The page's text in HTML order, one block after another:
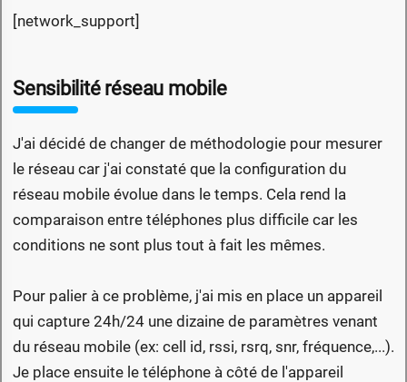
[network_support]
Sensibilité réseau mobile
J'ai décidé de changer de méthodologie pour mesurer
le réseau car j'ai constaté que la configuration du
réseau mobile évolue dans le temps. Cela rend la
comparaison entre téléphones plus difficile car les
conditions ne sont plus tout à fait les mêmes.
Pour palier à ce problème, j'ai mis en place un appareil
qui capture 24h/24 une dizaine de paramètres venant
du réseau mobile (ex: cell id, rssi, rsrq, snr, fréquence,...).
Je place ensuite le téléphone à côté de l'appareil